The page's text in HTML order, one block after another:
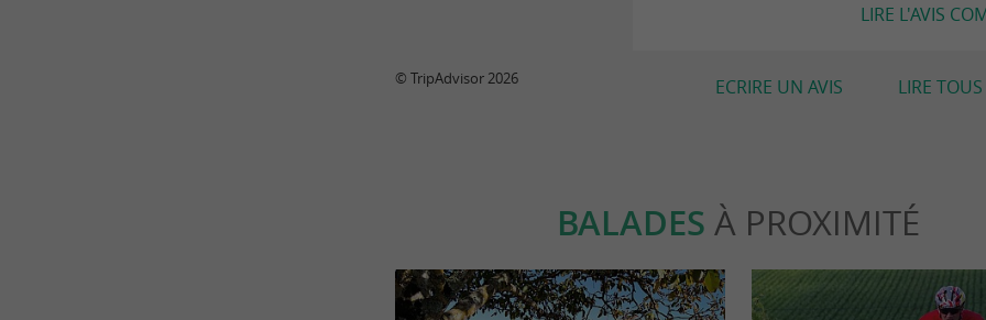
LIRE L'AVIS
LIRE
ECRIRE UN AVIS
© TripAdvisor 2026
BALADES À PROXIMITÉ